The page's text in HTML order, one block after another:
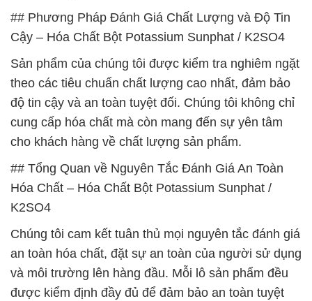
## Phương Pháp Đánh Giá Chất Lượng và Độ Tin
Cậy – Hóa Chất Bột Potassium Sunphat / K2SO4
Sản phẩm của chúng tôi được kiểm tra nghiêm ngặt
theo các tiêu chuẩn chất lượng cao nhất, đảm bảo
độ tin cậy và an toàn tuyệt đối. Chúng tôi không chỉ
cung cấp hóa chất mà còn mang đến sự yên tâm
cho khách hàng về chất lượng sản phẩm.
## Tổng Quan về Nguyên Tắc Đánh Giá An Toàn
Hóa Chất – Hóa Chất Bột Potassium Sunphat /
K2SO4
Chúng tôi cam kết tuân thủ mọi nguyên tắc đánh giá
an toàn hóa chất, đặt sự an toàn của người sử dụng
và môi trường lên hàng đầu. Mỗi lô sản phẩm đều
được kiểm định đầy đủ để đảm bảo an toàn tuyệt